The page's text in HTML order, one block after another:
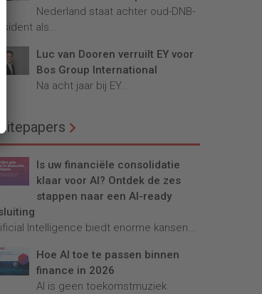
Nederland staat achter oud-DNB-
als...
Luc van Dooren verruilt EY voor
Bos Group International
Na acht jaar bij EY...
Is uw financiële consolidatie
klaar voor AI? Ontdek de zes
stappen naar een AI-ready
Intelligence biedt enorme kansen...
Hoe AI toe te passen binnen
finance in 2026
AI is geen toekomstmuziek